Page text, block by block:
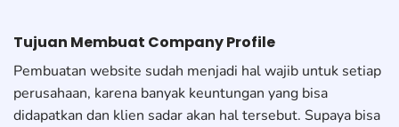
Tujuan Membuat Company Profile
Pembuatan website sudah menjadi hal wajib untuk setiap
perusahaan, karena banyak keuntungan yang bisa
didapatkan dan klien sadar akan hal tersebut. Supaya bisa